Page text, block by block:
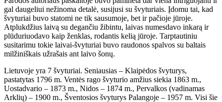
gal daugeliui nežinoma detalė, susijusi su švyturiais. Įdomu tai, kad
švyturiai buvo statomi ne tik sausumoje, bet ir pačioje jūroje.
Atplukdžius laivą su degančiu žibintu, laivas numesdavo inkarą ir
plūduriuodavo kaip ženklas, rodantis kelią jūroje. Tarptautiniu
susitarimu tokie laivai-švyturiai buvo raudonos spalvos su baltais
milžiniškais užrašais ant laivo šonų.
Lietuvoje yra 7 švyturiai. Seniausias – Klaipėdos švyturys,
pastatytas 1796 m. Ventės rago švyturio amžius siekia 1863 m.,
Uostadvario – 1873 m., Nidos – 1874 m., Pervalkos (vadinamas
Arklių) – 1900 m., Šventosios švyturys Palangoje – 1957 m. Visi šie